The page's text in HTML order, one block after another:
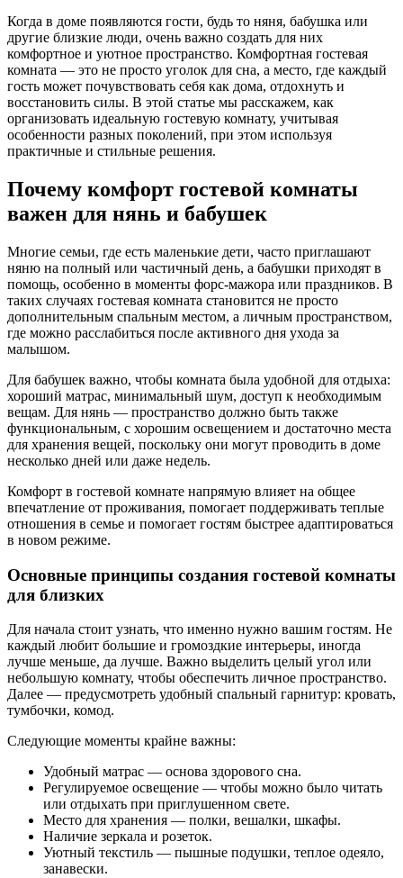
Когда в доме появляются гости, будь то няня, бабушка или
другие близкие люди, очень важно создать для них
комфортное и уютное пространство. Комфортная гостевая
комната — это не просто уголок для сна, а место, где каждый
гость может почувствовать себя как дома, отдохнуть и
восстановить силы. В этой статье мы расскажем, как
организовать идеальную гостевую комнату, учитывая
особенности разных поколений, при этом используя
практичные и стильные решения.
Почему комфорт гостевой комнаты
важен для нянь и бабушек
Многие семьи, где есть маленькие дети, часто приглашают
няню на полный или частичный день, а бабушки приходят в
помощь, особенно в моменты форс-мажора или праздников. В
таких случаях гостевая комната становится не просто
дополнительным спальным местом, а личным пространством,
где можно расслабиться после активного дня ухода за
малышом.
Для бабушек важно, чтобы комната была удобной для отдыха:
хороший матрас, минимальный шум, доступ к необходимым
вещам. Для нянь — пространство должно быть также
функциональным, с хорошим освещением и достаточно места
для хранения вещей, поскольку они могут проводить в доме
несколько дней или даже недель.
Комфорт в гостевой комнате напрямую влияет на общее
впечатление от проживания, помогает поддерживать теплые
отношения в семье и помогает гостям быстрее адаптироваться
в новом режиме.
Основные принципы создания гостевой комнаты
для близких
Для начала стоит узнать, что именно нужно вашим гостям. Не
каждый любит большие и громоздкие интерьеры, иногда
лучше меньше, да лучше. Важно выделить целый угол или
небольшую комнату, чтобы обеспечить личное пространство.
Далее — предусмотреть удобный спальный гарнитур: кровать,
тумбочки, комод.
Следующие моменты крайне важны:
Удобный матрас — основа здорового сна.
Регулируемое освещение — чтобы можно было читать
или отдыхать при приглушенном свете.
Место для хранения — полки, вешалки, шкафы.
Наличие зеркала и розеток.
Уютный текстиль — пышные подушки, теплое одеяло,
занавески.